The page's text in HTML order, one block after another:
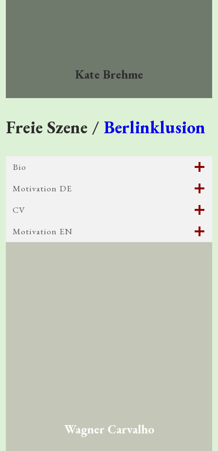
Kate Brehme
Freie Szene / Berlinklusion
Bio
Motivation DE
CV
Motivation EN
Wagner Carvalho